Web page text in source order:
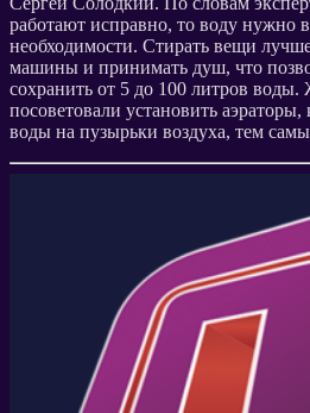
работают исправно, то воду нужно
необходимости. Стирать вещи
машины и принимать душ, что
сохранить от 5 до 100 литров
посоветовали установить
воды на пузырьки воздуха, тем